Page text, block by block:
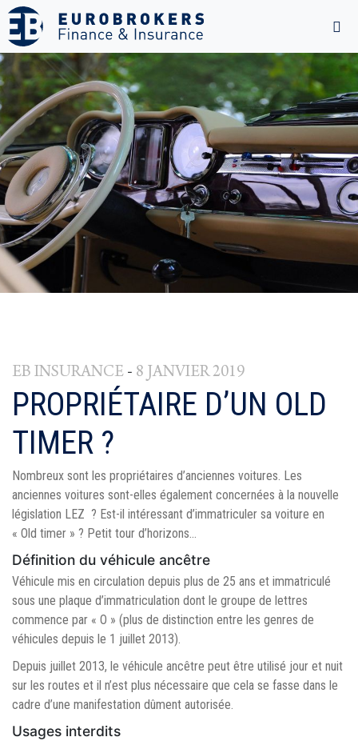
EB INSURANCE - 8 JANVIER 2019
PROPRIÉTAIRE D’UN OLD
TIMER ?
Nombreux sont les propriétaires d’anciennes voitures. Les
anciennes voitures sont-elles également concernées à la nouvelle
législation LEZ ? Est-il intéressant d’immatriculer sa voiture en
« Old timer » ? Petit tour d’horizons…
Définition du véhicule ancêtre
Véhicule mis en circulation depuis plus de 25 ans et immatriculé
sous une plaque d’immatriculation dont le groupe de lettres
commence par « O » (plus de distinction entre les genres de
véhicules depuis le 1 juillet 2013).
Depuis juillet 2013, le véhicule ancêtre peut être utilisé jour et nuit
sur les routes et il n’est plus nécessaire que cela se fasse dans le
cadre d’une manifestation dûment autorisée.
Usages interdits